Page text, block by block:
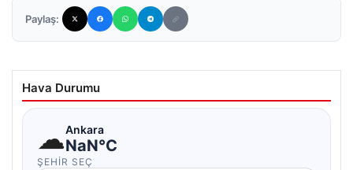
Paylaş:
Hava Durumu
☁Ankara
NaN°C
ŞEHIR SEÇ